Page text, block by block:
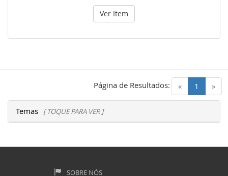
Ver Item
« 1 (current)
»
Página de Resultados:
Temas [ TOQUE PARA VER ]
SOBRE NÓS